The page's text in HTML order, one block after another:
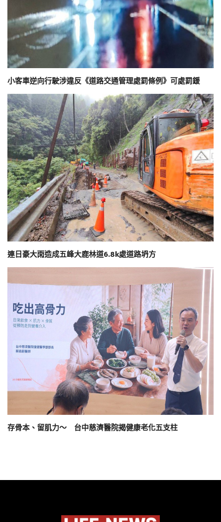
小客車逆向行駛涉違反《道路交通管理處罰條例》可處罰鍰
連日豪大雨造成五峰大鹿林道6.8k處道路坍方
存骨本、留肌力～ 台中慈濟醫院揭健康老化五支柱